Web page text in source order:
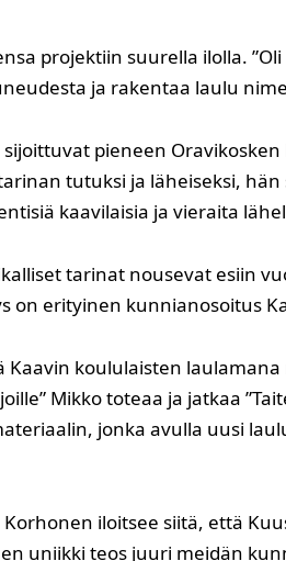
projektiin suurella ilolla.
ja rakentaa laulu
pieneen
tutuksi ja läheiseksi,
kaavilaisia ja vieraita
tarinat nousevat esiin
on erityinen kunnianosoitus
Kaavin koululaisten
Mikko toteaa ja jatkaa
jonka avulla uusi
iloitsee siitä, että
uniikki teos juuri meidän